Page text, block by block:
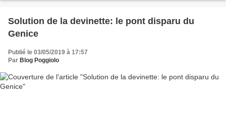
Solution de la devinette: le pont disparu du
Genice
Publié le 03/05/2019 à 17:57
Par Blog Poggiolo